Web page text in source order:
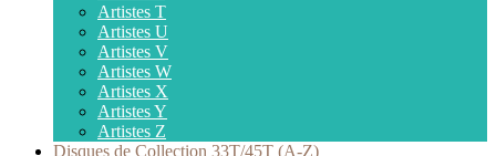
Artistes T
Artistes U
Artistes V
Artistes W
Artistes X
Artistes Y
Artistes Z
Disques de Collection 33T/45T (A-Z)